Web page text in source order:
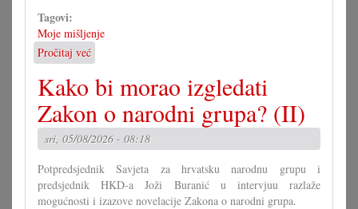
Tagovi:
Moje mišljenje
Pročitaj već
Ča
se
moremo
naučiti
od
Mirka
Berlakovića?
Kako bi morao izgledati
Zakon o narodni grupa? (II)
sri, 05/08/2026 - 08:18
Potpredsjednik Savjeta za hrvatsku narodnu grupu i
predsjednik HKD-a Joži Buranić u intervjuu razlaže
mogućnosti i izazove novelacije Zakona o narodni grupa.